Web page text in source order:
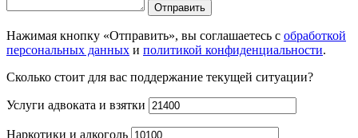
Отправить
Нажимая кнопку «Отправить», вы соглашаетесь с обработкой
персональных данных и политикой конфиденциальности.
Сколько стоит для вас поддержание текущей ситуации?
Услуги адвоката и взятки
Наркотики и алкоголь